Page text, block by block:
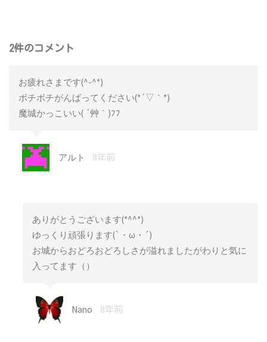
2件のコメント
お疲れさまです(^-^*)
ボチボチがんばってください(*´▽｀*)
魔城かっこいい( ´艸｀)ﾌﾌ
アルト 8年前
ありがとうございます(*^^*)
ゆっくり頑張ります(`・ω・´)
お城からおどろおどろしさが溢れましたがわりと気に
入ってます（）
Nano 8年前